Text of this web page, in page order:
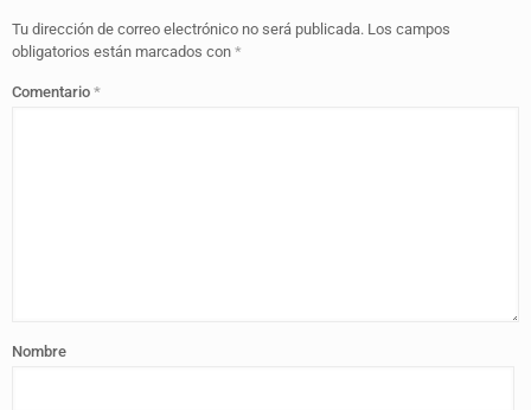
Tu dirección de correo electrónico no será publicada. Los campos
obligatorios están marcados con *
Comentario *
Nombre